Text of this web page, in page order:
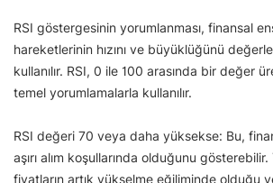
RSI göstergesinin yorumlanması, finansal
hareketlerinin hızını ve büyüklüğünü
kullanılır. RSI, 0 ile 100 arasında bir değer
temel yorumlamalarla kullanılır.
RSI değeri 70 veya daha yüksekse: Bu,
aşırı alım koşullarında olduğunu
fiyatların artık yükselme eğiliminde olduğu